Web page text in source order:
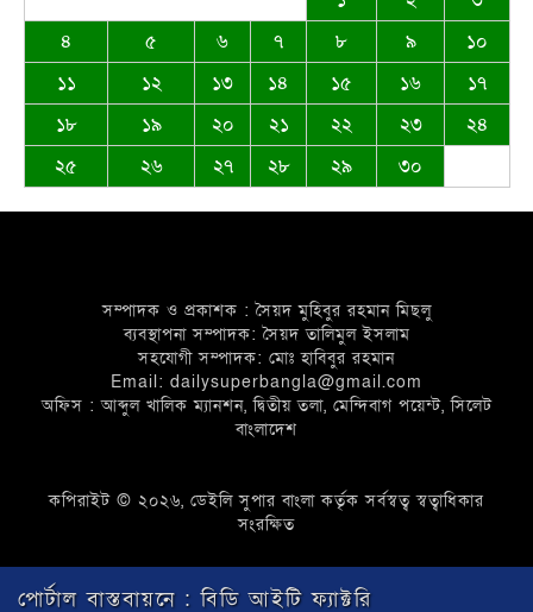
ফুটপাত ও রাস্তা নিয়ে ছিনিমিনি খেলা চলবে
না, সিলেট কল্যাণ সংস্থার হুঁশিয়ারি
উপহার দিল নিসচা
ফিতরের শুভেচ্ছা জানিয়েছেন: ব্যারিস্টার
আকমাম খাঁন
৪
৫ ৬ ৭ ৮ ৯
১০
১১
১২ ১৩ ১৪ ১৫ ১৬
১৭
১৮
১৯ ২০ ২১ ২২ ২৩
২৪
২৫
২৬ ২৭ ২৮ ২৯ ৩০
সম্পাদক ও প্রকাশক : সৈয়দ মুহিবুর রহমান মিছলু
ব্যবস্থাপনা সম্পাদক: সৈয়দ তালিমুল ইসলাম
সহযোগী সম্পাদক: মোঃ হাবিবুর রহমান
Email: dailysuperbangla@gmail.com
অফিস : আব্দুল খালিক ম্যানশন, দ্বিতীয় তলা, মেন্দিবাগ পয়েন্ট, সিলেট
বাংলাদেশ
কপিরাইট © ২০২৬, ডেইলি সুপার বাংলা কর্তৃক সর্বস্বত্ব স্বত্বাধিকার
সংরক্ষিত
পোর্টাল বাস্তবায়নে : বিডি আইটি ফ্যাক্টরি